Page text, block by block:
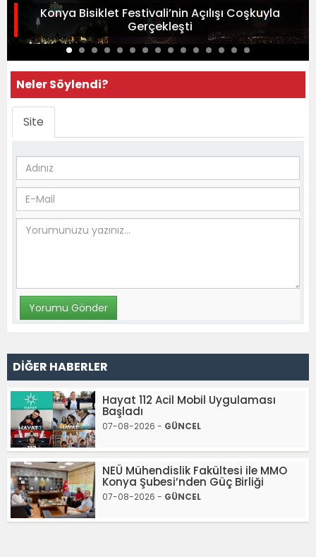
Konya Bisiklet Festivali’nin Açılışı Coşkuyla
Gerçekleşti
Neler Söylendi?
Site
DİĞER HABERLER
Hayat 112 Acil Mobil Uygulaması
Başladı
07-08-2026 - GÜNCEL
NEÜ Mühendislik Fakültesi ile MMO
Konya Şubesi’nden Güç Birliği
07-08-2026 - GÜNCEL